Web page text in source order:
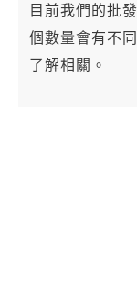
目前我們的批
個數量會有不
了解相關。